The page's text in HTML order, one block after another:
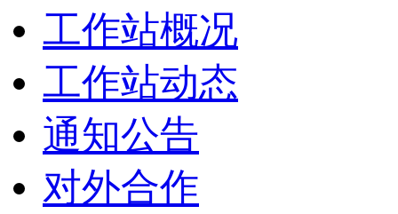
工作站概况
工作站动态
通知公告
对外合作